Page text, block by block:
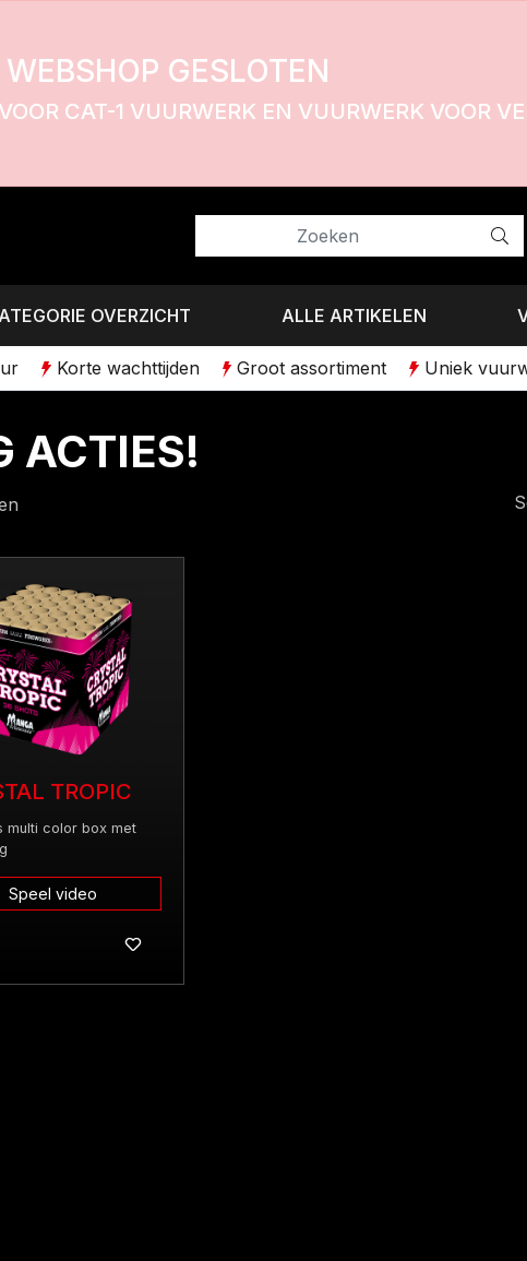
WEBSHOP GESLOTEN
CAT-1 VUURWERK EN VUURWERK VOOR
OVERZICHT ALLE ARTIKELEN
Korte wachttijden Groot assortiment Uniek
ACTIES!
TROPIC
multi color box met
Speel video